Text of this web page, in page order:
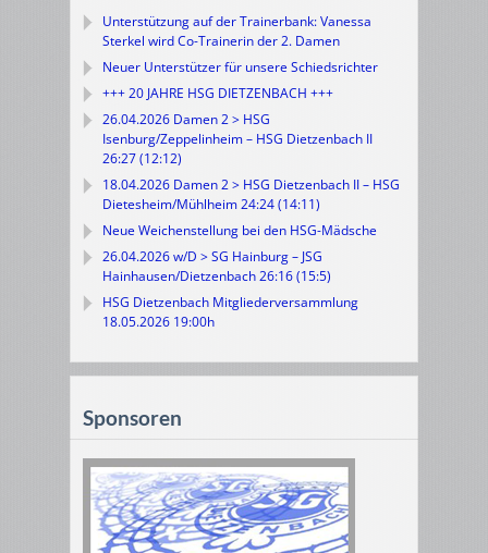
Unterstützung auf der Trainerbank: Vanessa
Sterkel wird Co-Trainerin der 2. Damen
Neuer Unterstützer für unsere Schiedsrichter
+++ 20 JAHRE HSG DIETZENBACH +++
26.04.2026 Damen 2 > HSG
Isenburg/Zeppelinheim – HSG Dietzenbach II
26:27 (12:12)
18.04.2026 Damen 2 > HSG Dietzenbach II – HSG
Dietesheim/Mühlheim 24:24 (14:11)
Neue Weichenstellung bei den HSG-Mädsche
26.04.2026 w/D > SG Hainburg – JSG
Hainhausen/Dietzenbach 26:16 (15:5)
HSG Dietzenbach Mitgliederversammlung
18.05.2026 19:00h
Sponsoren